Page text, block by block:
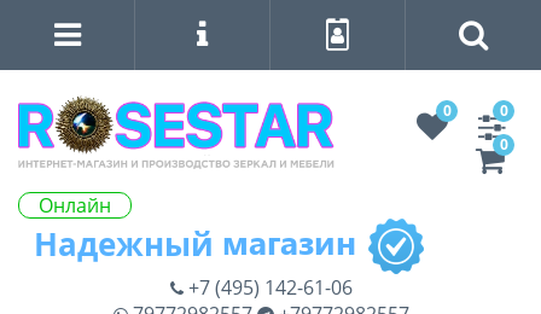
Онлайн
0
0
0
+7 (495) 142-61-06